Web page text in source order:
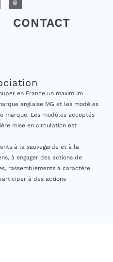
CONTACT
en France un maximum
anglaise MG et les modèles
marque. Les modèles acceptés
mise en circulation est
à la sauvegarde et à la
à engager des actions de
rassemblements à caractère
à des actions